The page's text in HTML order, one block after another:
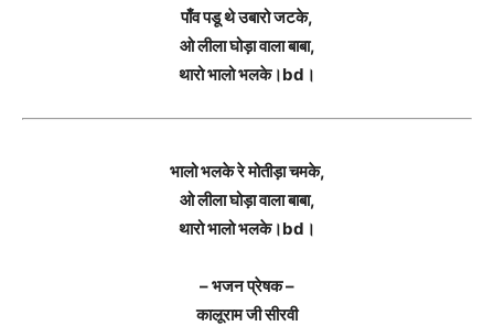
पाँव पडू थे उबारो जटके,
ओ लीला घोड़ा वाला बाबा,
थारो भालो भलके।bd।
भालो भलके रे मोतीड़ा चमके,
ओ लीला घोड़ा वाला बाबा,
थारो भालो भलके।bd।
– भजन प्रेषक –
कालूराम जी सीरवी